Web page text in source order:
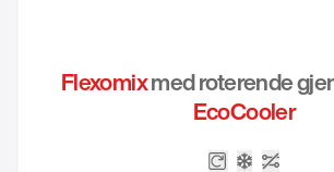
Flexomixmed roterende
EcoCooler